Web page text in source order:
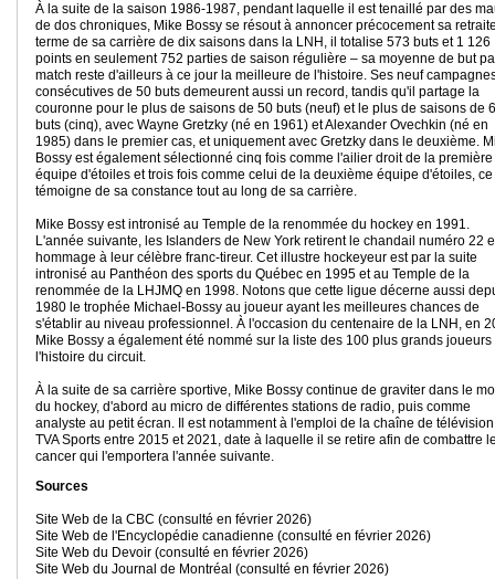
À la suite de la saison 1986-1987, pendant laquelle il est tenaillé par des
de dos chroniques, Mike Bossy se résout à annoncer précocement sa
terme de sa carrière de dix saisons dans la LNH, il totalise 573 buts et 1 126
points en seulement 752 parties de saison régulière – sa moyenne de but
match reste d'ailleurs à ce jour la meilleure de l'histoire. Ses neuf
consécutives de 50 buts demeurent aussi un record, tandis qu'il partage la
couronne pour le plus de saisons de 50 buts (neuf) et le plus de saisons de
buts (cinq), avec Wayne Gretzky (né en 1961) et Alexander Ovechkin (né en
1985) dans le premier cas, et uniquement avec Gretzky dans le deuxième.
Bossy est également sélectionné cinq fois comme l'ailier droit de la première
équipe d'étoiles et trois fois comme celui de la deuxième équipe d'étoiles,
témoigne de sa constance tout au long de sa carrière.
Mike Bossy est intronisé au Temple de la renommée du hockey en 1991.
L'année suivante, les Islanders de New York retirent le chandail numéro 22
hommage à leur célèbre franc-tireur. Cet illustre hockeyeur est par la suite
intronisé au Panthéon des sports du Québec en 1995 et au Temple de la
renommée de la LHJMQ en 1998. Notons que cette ligue décerne aussi
1980 le trophée Michael-Bossy au joueur ayant les meilleures chances de
s'établir au niveau professionnel. À l'occasion du centenaire de la LNH, en
Mike Bossy a également été nommé sur la liste des 100 plus grands joueurs
l'histoire du circuit.
À la suite de sa carrière sportive, Mike Bossy continue de graviter dans le
du hockey, d'abord au micro de différentes stations de radio, puis comme
analyste au petit écran. Il est notamment à l'emploi de la chaîne de télévision
TVA Sports entre 2015 et 2021, date à laquelle il se retire afin de combattre
cancer qui l'emportera l'année suivante.
Sources
Site Web de la CBC (consulté en février 2026)
Site Web de l'Encyclopédie canadienne (consulté en février 2026)
Site Web du Devoir (consulté en février 2026)
Site Web du Journal de Montréal (consulté en février 2026)